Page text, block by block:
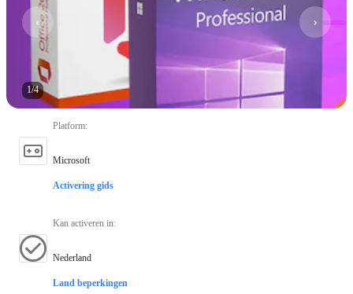
1/4
Platform:
Microsoft
Activering gids
Kan activeren in:
Nederland
Land beperkingen